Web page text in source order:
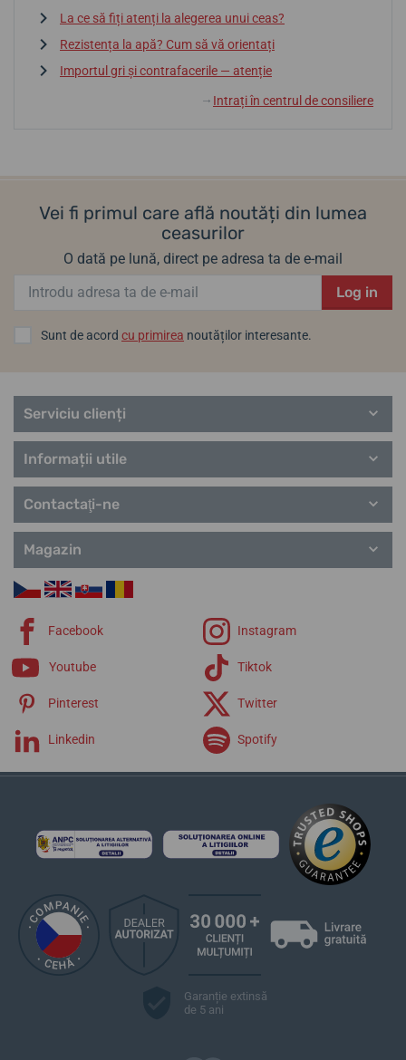
La ce să fiți atenți la alegerea unui ceas?
Rezistența la apă? Cum să vă orientați
Importul gri și contrafacerile — atenție
↓ Intrați în centrul de consiliere
Vei fi primul care află noutăți din lumea
ceasurilor
O dată pe lună, direct pe adresa ta de e-mail
Log in
Sunt de acord cu primirea noutăților interesante.
Serviciu clienți
Informații utile
Contactaţi-ne
Magazin
Facebook Instagram
Youtube Tiktok
Pinterest Twitter
Linkedin Spotify
Garanție extinsă
de 5 ani